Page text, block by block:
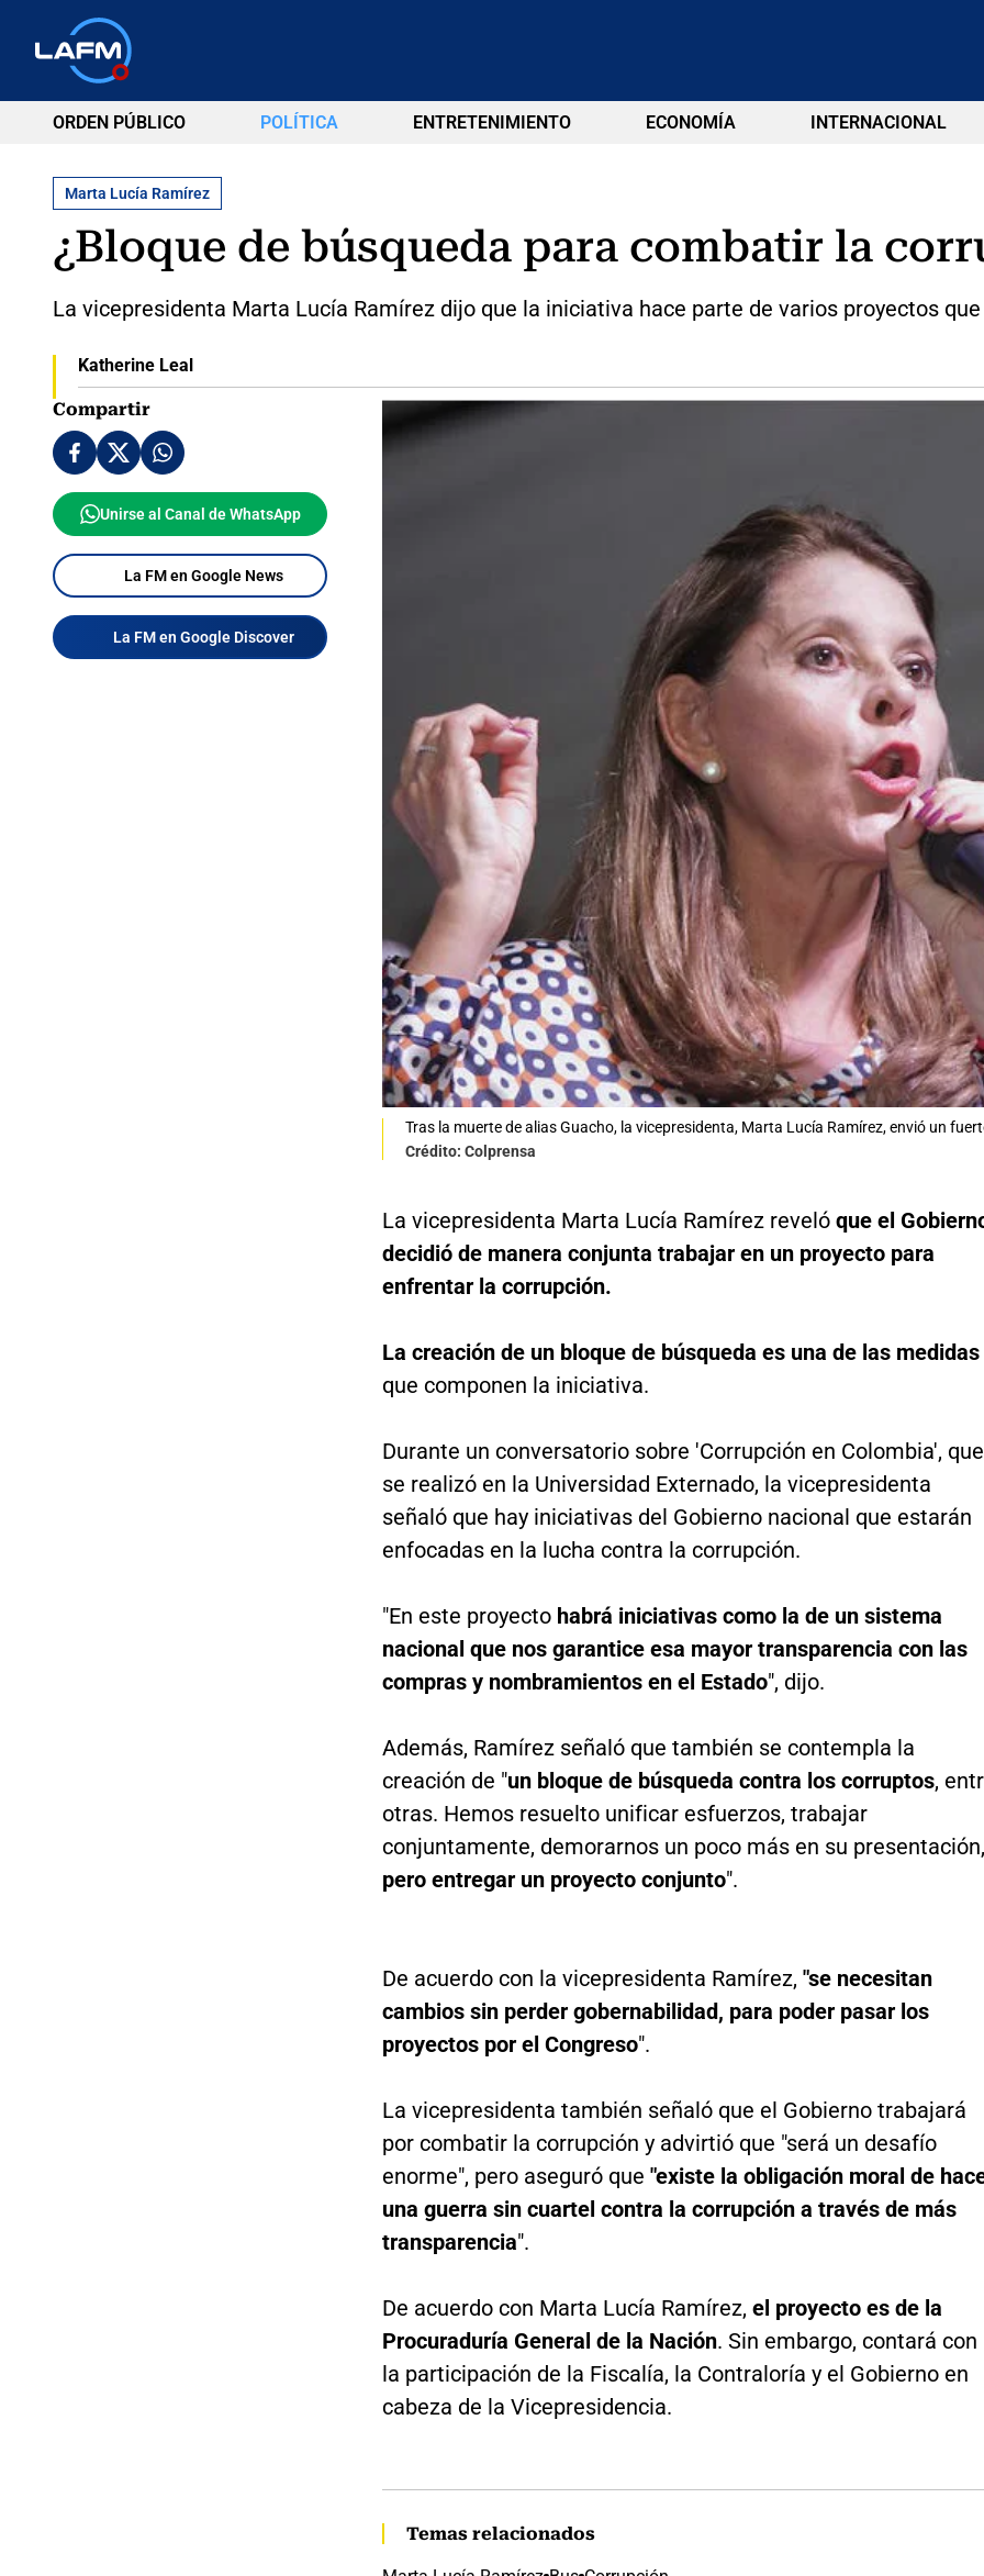
ORDEN PÚBLICO POLÍTICA ENTRETENIMIENTO ECONOMÍA INTERNACIONAL
Marta Lucía Ramírez
¿Bloque de búsqueda para combatir la
La vicepresidenta Marta Lucía Ramírez dijo que la iniciativa hace parte de varios proyectos
Katherine Leal
Compartir
Unirse al Canal de WhatsApp
La FM en Google News
La FM en Google Discover
Tras la muerte de alias Guacho, la vicepresidenta, Marta Lucía Ramírez, envió un
Crédito: Colprensa
La vicepresidenta Marta Lucía Ramírez revelóque el
decidió de manera conjunta trabajar en un proyecto para
enfrentar la corrupción.
La creación de un bloque de búsqueda es una de las medidas
que componen la iniciativa.
Durante un conversatorio sobre 'Corrupción en Colombia', que
se realizó en la Universidad Externado, la vicepresidenta
señaló que hay iniciativas del Gobierno nacional que estarán
enfocadas en la lucha contra la corrupción.
"En este proyectohabrá iniciativas como la de un sistema
nacional que nos garantice esa mayor transparencia con las
compras y nombramientos en el Estado", dijo.
Además, Ramírez señaló que también se contempla la
creación de "un bloque de búsqueda contra los corruptos,
otras. Hemos resuelto unificar esfuerzos, trabajar
conjuntamente, demorarnos un poco más en su presentación,
pero entregar un proyecto conjunto".
De acuerdo con la vicepresidenta Ramírez, "se necesitan
cambios sin perder gobernabilidad, para poder pasar los
proyectos por el Congreso".
La vicepresidenta también señaló que el Gobierno trabajará
por combatir la corrupción y advirtió que "será un desafío
enorme", pero aseguró que "existe la obligación moral de
una guerra sin cuartel contra la corrupción a través de más
transparencia".
De acuerdo con Marta Lucía Ramírez, el proyecto es de la
Procuraduría General de la Nación. Sin embargo, contará con
la participación de la Fiscalía, la Contraloría y el Gobierno en
cabeza de la Vicepresidencia.
Temas relacionados